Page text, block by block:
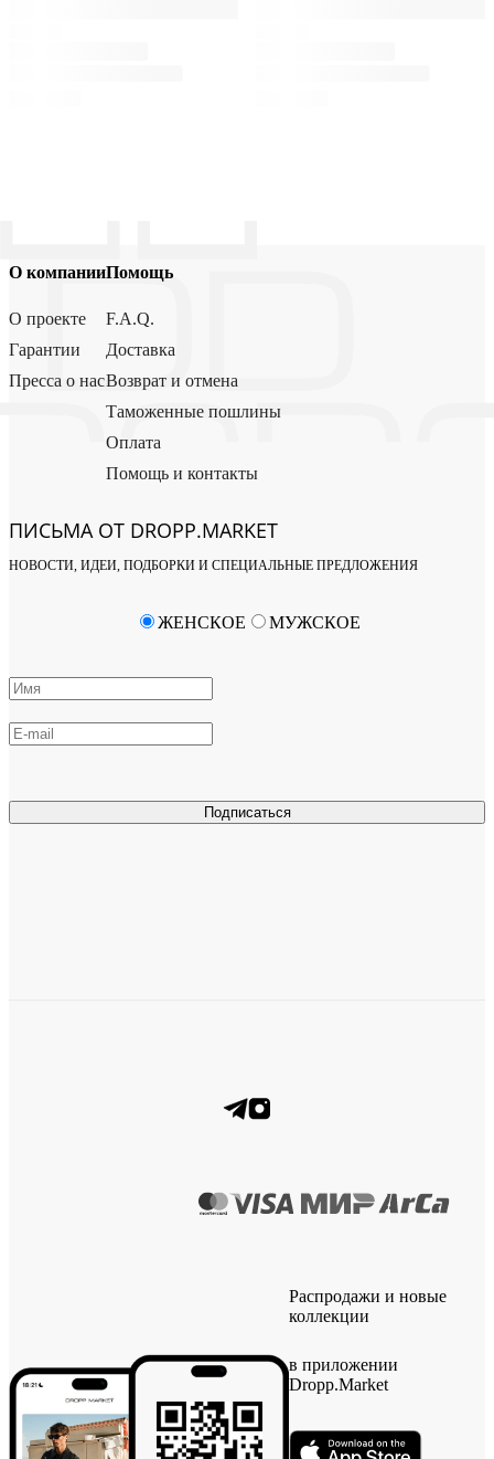
О компании
О проекте
Гарантии
Пресса о нас
Помощь
F.A.Q.
Доставка
Возврат и отмена
Таможенные пошлины
Оплата
Помощь и контакты
ПИСЬМА ОТ DROPP.MARKET
НОВОСТИ, ИДЕИ, ПОДБОРКИ И СПЕЦИАЛЬНЫЕ ПРЕДЛОЖЕНИЯ
Подписаться
ЖЕНСКОЕ МУЖСКОЕ
Распродажи и новые
коллекции
в приложении
Dropp.Market